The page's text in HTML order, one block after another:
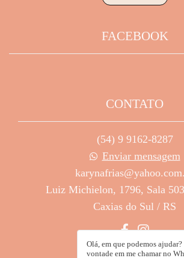
FACEBOOK
CONTATO
(54) 9 9162-8287
Enviar mensagem
Luiz Michielon, 1796, Sala
Caxias do Sul / RS
Olá, em que podemos ajudar?
vontade em me chamar no